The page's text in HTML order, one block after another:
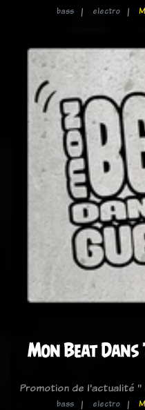
bass electro
Mon Beat Dans
Promotion de l'actualité "
bass electro